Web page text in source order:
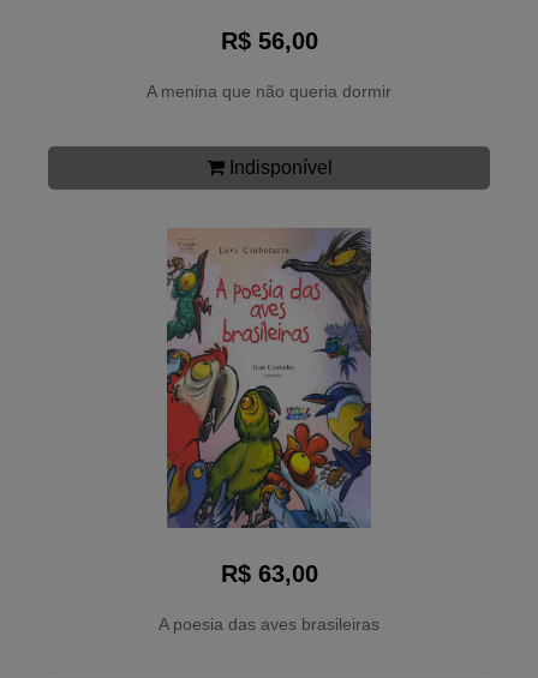
R$ 56,00
A menina que não queria dormir
Indisponível
R$ 63,00
A poesia das aves brasileiras